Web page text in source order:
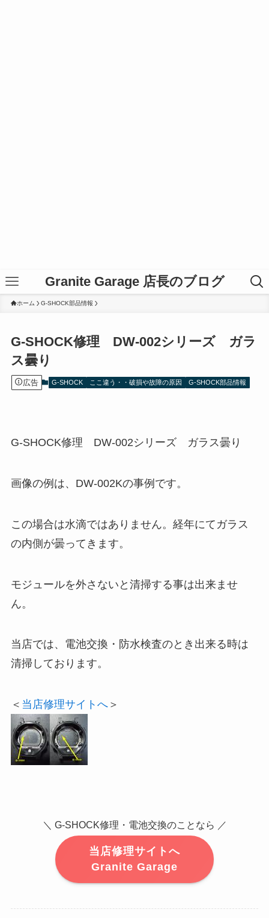
Granite Garage 店長のブログ
ホーム G-SHOCK部品情報
G-SHOCK修理 DW-002シリーズ ガラ
ス曇り
広告 G-SHOCK ここ違う・・破損や故障の原因 G-SHOCK部品情報
G-SHOCK修理 DW-002シリーズ ガラス曇り
画像の例は、DW-002Kの事例です。
この場合は水滴ではありません。経年にてガラス
の内側が曇ってきます。
モジュールを外さないと清掃する事は出来ませ
ん。
当店では、電池交換・防水検査のとき出来る時は
清掃しております。
＜ 当店修理サイトへ＞
＼ G-SHOCK修理・電池交換のことなら ／
当店修理サイトへ
Granite Garage